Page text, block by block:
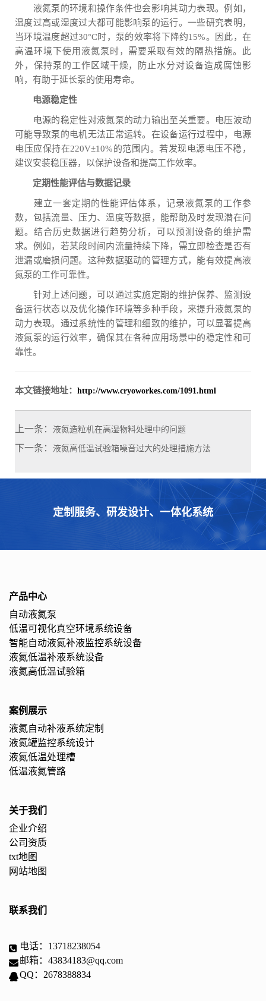
液氮泵的环境和操作条件也会影响其动力表现。例如，
温度过高或湿度过大都可能影响泵的运行。一些研究表明，
当环境温度超过30°C时，泵的效率将下降约15%。因此，在
高温环境下使用液氮泵时，需要采取有效的隔热措施。此
外，保持泵的工作区域干燥，防止水分对设备造成腐蚀影
响，有助于延长泵的使用寿命。
电源稳定性
电源的稳定性对液氮泵的动力输出至关重要。电压波动
可能导致泵的电机无法正常运转。在设备运行过程中，电源
电压应保持在220V±10%的范围内。若发现电源电压不稳，
建议安装稳压器，以保护设备和提高工作效率。
定期性能评估与数据记录
建立一套定期的性能评估体系，记录液氮泵的工作参
数，包括流量、压力、温度等数据，能帮助及时发现潜在问
题。结合历史数据进行趋势分析，可以预测设备的维护需
求。例如，若某段时间内流量持续下降，需立即检查是否有
泄漏或磨损问题。这种数据驱动的管理方式，能有效提高液
氮泵的工作可靠性。
针对上述问题，可以通过实施定期的维护保养、监测设
备运行状态以及优化操作环境等多种手段，来提升液氮泵的
动力表现。通过系统性的管理和细致的维护，可以显著提高
液氮泵的运行效率，确保其在各种应用场景中的稳定性和可
靠性。
本文链接地址： http://www.cryoworkes.com/1091.html
上一条： 液氮造粒机在高湿物料处理中的问题
下一条： 液氮高低温试验箱噪音过大的处理措施方法
定制服务、研发设计、一体化系统
产品中心
自动液氮泵
低温可视化真空环境系统设备
智能自动液氮补液监控系统设备
液氮低温补液系统设备
液氮高低温试验箱
案例展示
液氮自动补液系统定制
液氮罐监控系统设计
液氮低温处理槽
低温液氮管路
关于我们
企业介绍
公司资质
txt地图
网站地图
联系我们
电话：13718238054
邮箱：43834183@qq.com
QQ：2678388834